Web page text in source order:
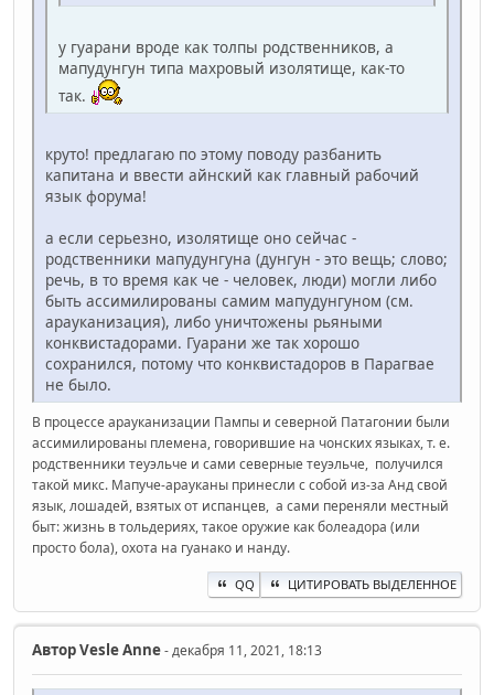
у гуарани вроде как толпы родственников, а
мапудунгун типа махровый изолятище, как-то
так.
круто! предлагаю по этому поводу разбанить
капитана и ввести айнский как главный рабочий
язык форума!
а если серьезно, изолятище оно сейчас -
родственники мапудунгуна (дунгун - это вещь; слово;
речь, в то время как че - человек, люди) могли либо
быть ассимилированы самим мапудунгуном (см.
арауканизация), либо уничтожены рьяными
конквистадорами. Гуарани же так хорошо
сохранился, потому что конквистадоров в Парагвае
не было.
В процессе арауканизации Пампы и северной Патагонии были
ассимилированы племена, говорившие на чонских языках, т. е.
родственники теуэльче и сами северные теуэльче, получился
такой микс. Мапуче-арауканы принесли с собой из-за Анд свой
язык, лошадей, взятых от испанцев, а сами переняли местный
быт: жизнь в тольдериях, такое оружие как болеадора (или
просто бола), охота на гуанако и нанду.
QQ ЦИТИРОВАТЬ ВЫДЕЛЕННОЕ
АвторVesle Anne- декабря 11, 2021, 18:13